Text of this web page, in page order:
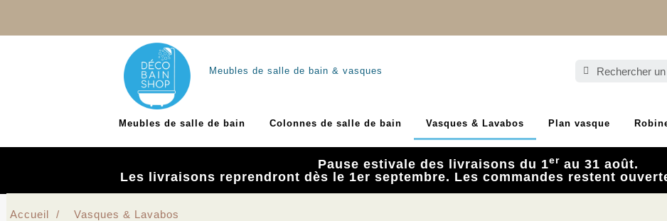
Meubles de salle de bain & vasques
Meubles de salle de bain Colonnes de salle de bain Vasques & Lavabos Plan vasque
Pause estivale des livraisons du 1erau 31 août.
Les livraisons reprendront dès le 1er septembre. Les commandes restent
Accueil Vasques & Lavabos